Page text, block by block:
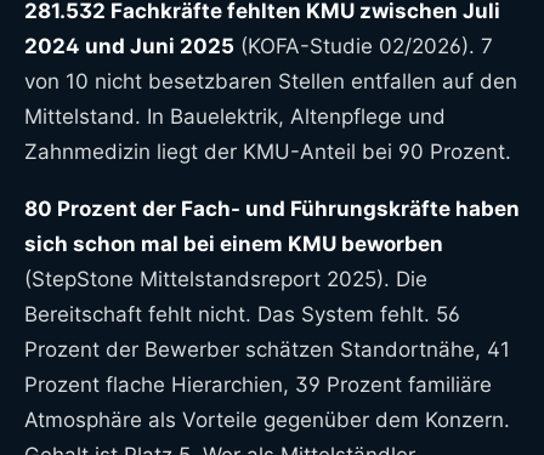
281.532 Fachkräfte fehlten KMU zwischen Juli
2024 und Juni 2025 (KOFA-Studie 02/2026). 7
von 10 nicht besetzbaren Stellen entfallen auf den
Mittelstand. In Bauelektrik, Altenpflege und
Zahnmedizin liegt der KMU-Anteil bei 90 Prozent.
80 Prozent der Fach- und Führungskräfte haben
sich schon mal bei einem KMU beworben
(StepStone Mittelstandsreport 2025). Die
Bereitschaft fehlt nicht. Das System fehlt. 56
Prozent der Bewerber schätzen Standortnähe, 41
Prozent flache Hierarchien, 39 Prozent familiäre
Atmosphäre als Vorteile gegenüber dem Konzern.